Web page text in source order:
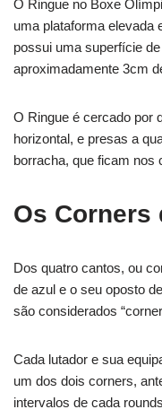
O Ringue no Boxe
uma plataforma elevada
possui uma superfície
aproximadamente 3cm
O Ringue é cercado por
horizontal, e presas a
borracha, que ficam nos
Os Corners
Dos quatro cantos, ou
de azul e o seu oposto
são considerados
Cada lutador e sua
um dos dois corners,
intervalos de cada